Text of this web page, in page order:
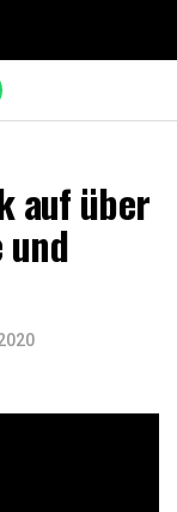
auf über
und